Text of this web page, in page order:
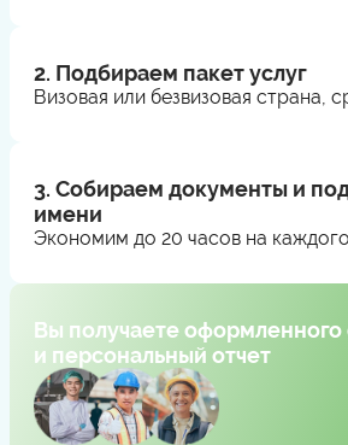
2. Подбираем пакет услуг
Визовая или безвизовая страна,
3. Собираем документы и
имени
Экономим до 20 часов на
Вы получаете оформленного
и персональный отчет